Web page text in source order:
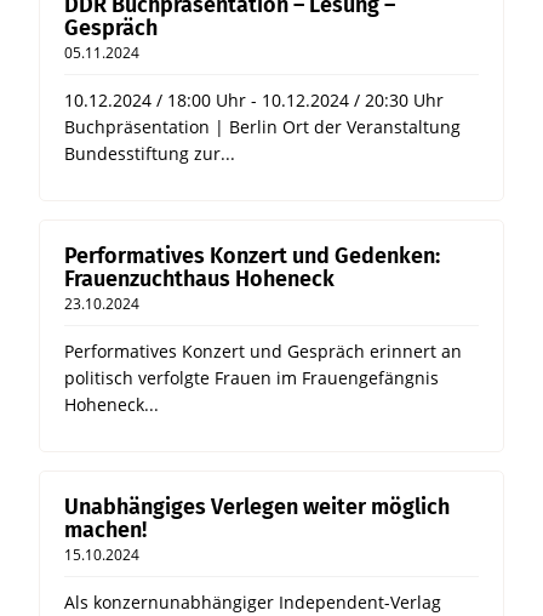
Gespräch
05.11.2024
10.12.2024 / 18:00 Uhr - 10.12.2024 / 20:30 Uhr
Buchpräsentation | Berlin Ort der Veranstaltung
Bundesstiftung zur...
Performatives Konzert und Gedenken:
Frauenzuchthaus Hoheneck
23.10.2024
Performatives Konzert und Gespräch erinnert an
politisch verfolgte Frauen im Frauengefängnis
Hoheneck...
Unabhängiges Verlegen weiter möglich
machen!
15.10.2024
Als konzernunabhängiger Independent-Verlag